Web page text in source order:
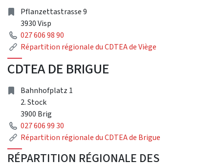
adresse
Pflanzettastrasse 9
3930 Visp
Téléphone
027 606 98 90
Lien
Répartition régionale du CDTEA de Viège
CDTEA DE BRIGUE
adresse
Bahnhofplatz 1
2. Stock
3900 Brig
Téléphone
027 606 99 30
Lien
Répartition régionale du CDTEA de Brigue
RÉPARTITION RÉGIONALE DES